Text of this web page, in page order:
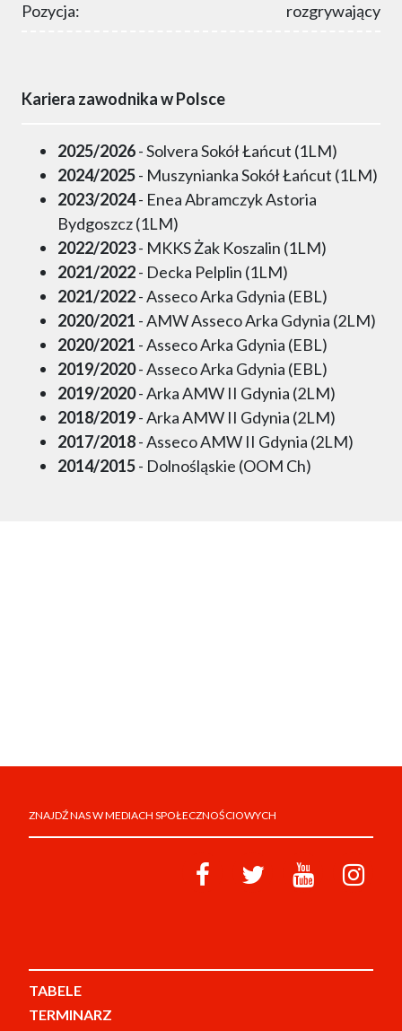
Pozycja: rozgrywający
Kariera zawodnika w Polsce
2025/2026- Solvera Sokół Łańcut (1LM)
2024/2025- Muszynianka Sokół Łańcut (1LM)
2023/2024- Enea Abramczyk Astoria
Bydgoszcz (1LM)
2022/2023- MKKS Żak Koszalin (1LM)
2021/2022- Decka Pelplin (1LM)
2021/2022- Asseco Arka Gdynia (EBL)
2020/2021 - AMW Asseco Arka Gdynia (2LM)
2020/2021 - Asseco Arka Gdynia (EBL)
2019/2020- Asseco Arka Gdynia (EBL)
2019/2020- Arka AMW II Gdynia (2LM)
2018/2019- Arka AMW II Gdynia (2LM)
2017/2018- Asseco AMW II Gdynia (2LM)
2014/2015- Dolnośląskie (OOM Ch)
ZNAJDŹ NAS W MEDIACH SPOŁECZNOŚCIOWYCH
TABELE
TERMINARZ